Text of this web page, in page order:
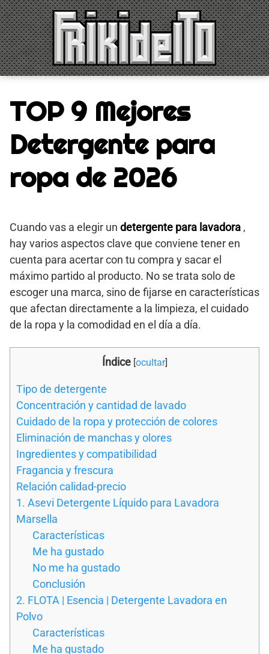
Saltar
al
contenido
TOP 9 Mejores
Detergente para
ropa de 2026
Cuando vas a elegir un detergente para lavadora ,
hay varios aspectos clave que conviene tener en
cuenta para acertar con tu compra y sacar el
máximo partido al producto. No se trata solo de
escoger una marca, sino de fijarse en características
que afectan directamente a la limpieza, el cuidado
de la ropa y la comodidad en el día a día.
Índice [ocultar]
Tipo de detergente
Concentración y cantidad de lavado
Cuidado de la ropa y protección de colores
Eliminación de manchas y olores
Ingredientes y compatibilidad
Fragancia y frescura
Relación calidad-precio
1. Asevi Detergente Líquido para Lavadora
Marsella
Características
Me ha gustado
No me ha gustado
Conclusión
2. FLOTA | Esencia | Detergente Lavadora en
Polvo
Características
Me ha gustado